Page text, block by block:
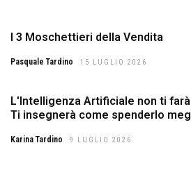
I 3 Moschettieri della Vendita
Pasquale Tardino 15 LUGLIO 2026
L'Intelligenza Artificiale non ti
Ti insegnerà come spenderlo
Karina Tardino 9 LUGLIO 2026